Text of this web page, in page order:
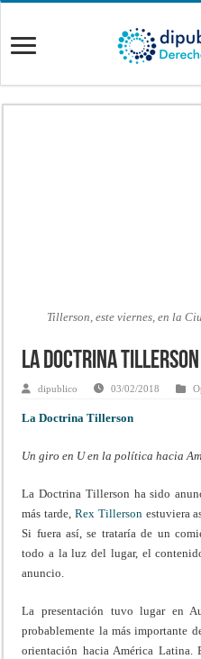
Tillerson, este viernes, en la
La Doctrina Tillerson
dipublico 03/02/2018
La Doctrina Tillerson
Un giro en U en la política hacia
La Doctrina Tillerson ha sido
más tarde, Rex Tillersonestuviera
Si fuera así, se trataría de un
todo a la luz del lugar, el
anuncio.
La presentación tuvo lugar en
probablemente la más importante
orientación hacia América Latina.